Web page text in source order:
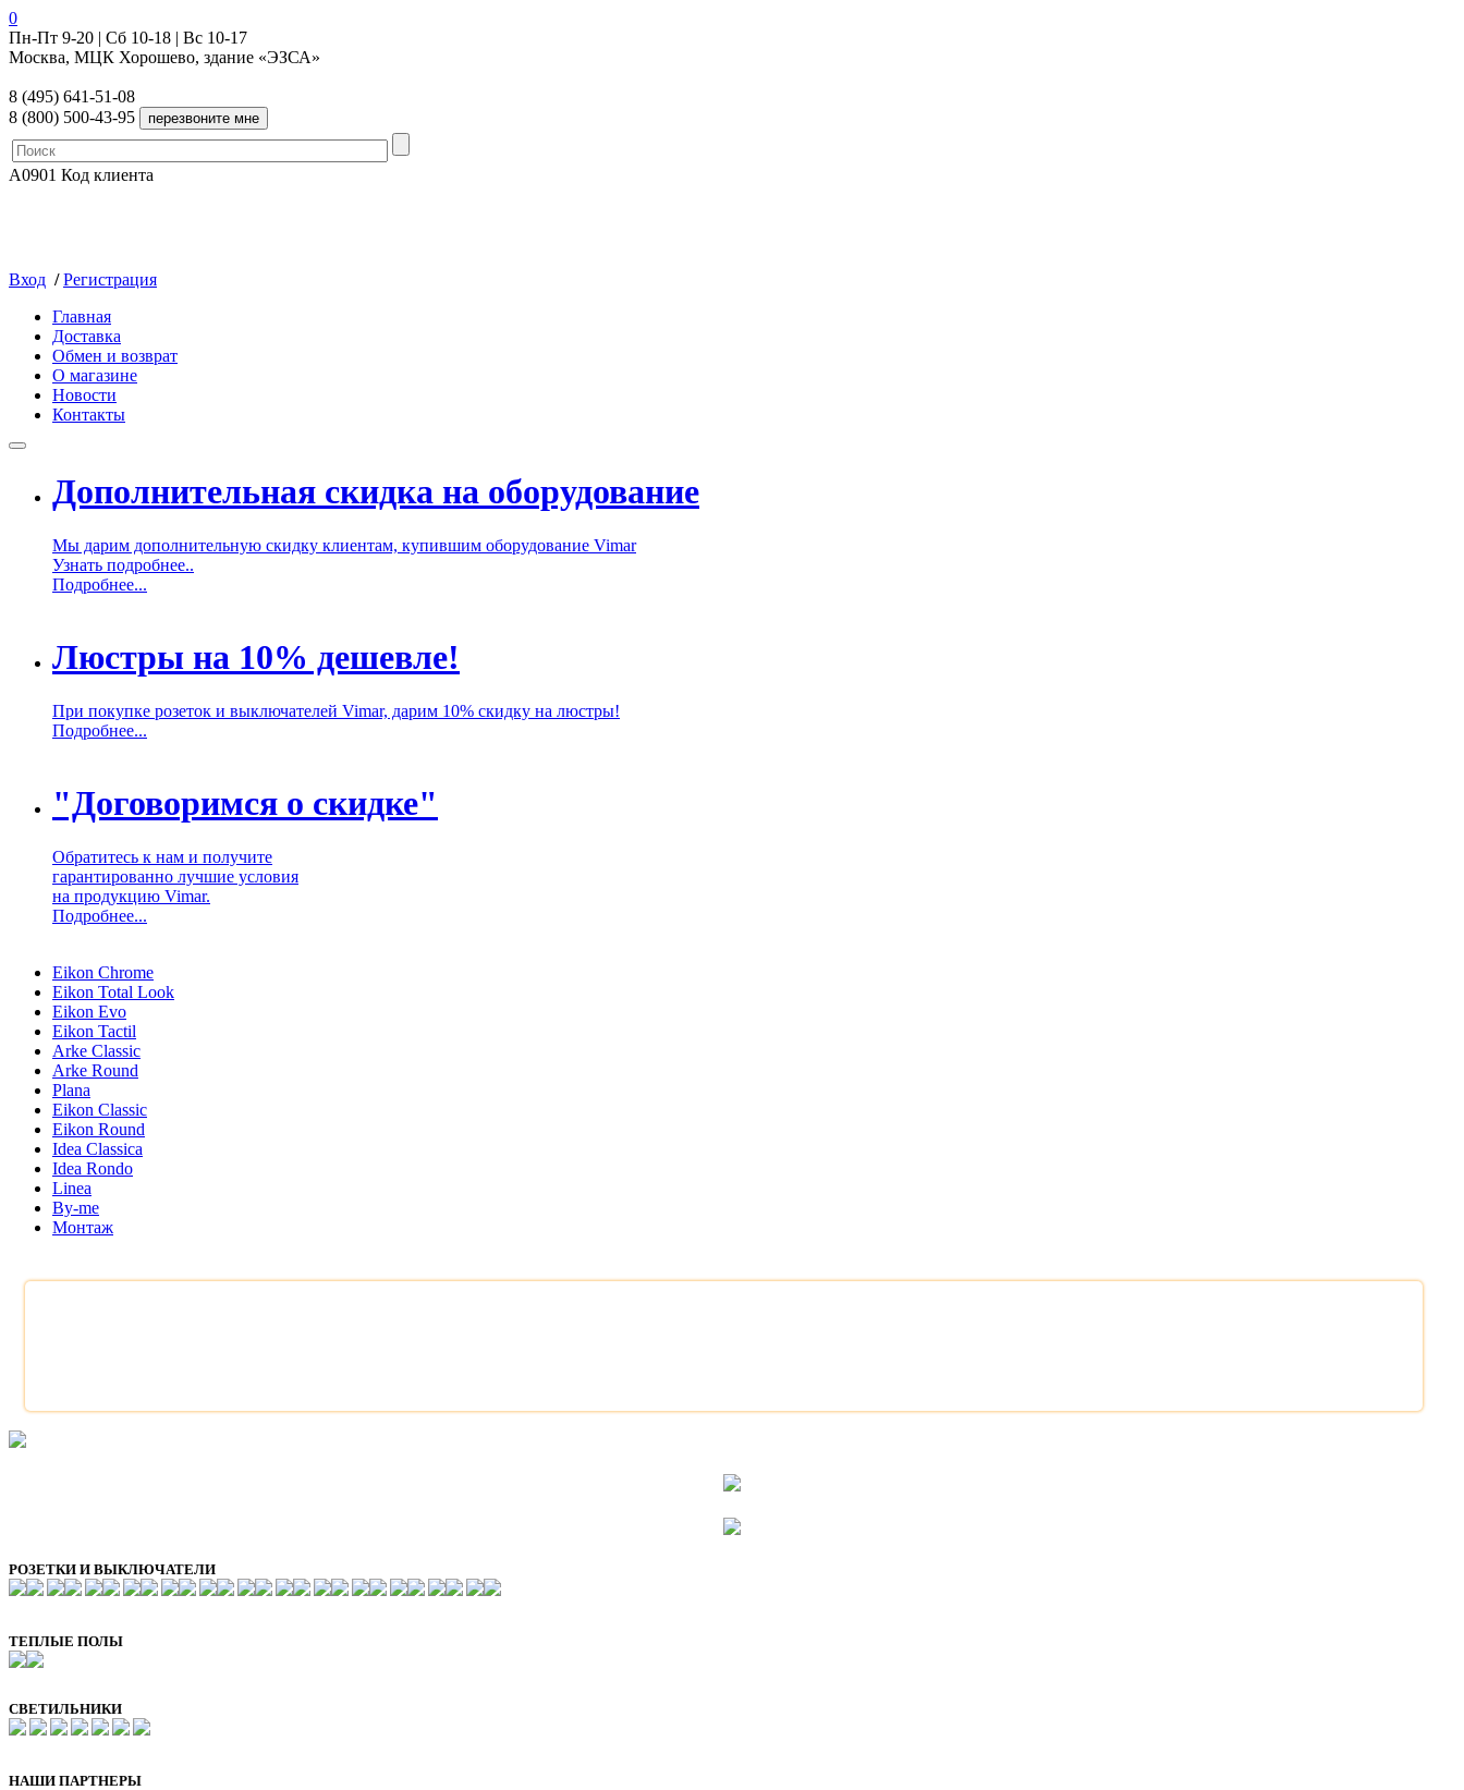
0
Пн-Пт 9-20 | Сб 10-18 | Вс 10-17
Москва, МЦК Хорошево, здание «ЭЗСА»
8 (495) 641-51-08
8 (800) 500-43-95
A0901 Код клиента
Вход / Регистрация
Главная
Доставка
Обмен и возврат
О магазине
Новости
Контакты
Дополнительная скидка на оборудование
Мы дарим дополнительную скидку клиентам, купившим оборудование Vimar
Узнать подробнее..
Подробнее...
Люстры на 10% дешевле!
При покупке розеток и выключателей Vimar, дарим 10% скидку на люстры!
Подробнее...
"Договоримся о скидке"
Обратитесь к нам и получите
гарантированно лучшие условия
на продукцию Vimar.
Подробнее...
Eikon Chrome
Eikon Total Look
Eikon Evo
Eikon Tactil
Arke Classic
Arke Round
Plana
Eikon Classic
Eikon Round
Idea Classica
Idea Rondo
Linea
By-me
Монтаж
РОЗЕТКИ И ВЫКЛЮЧАТЕЛИ
ТЕПЛЫЕ ПОЛЫ
СВЕТИЛЬНИКИ
НАШИ ПАРТНЕРЫ